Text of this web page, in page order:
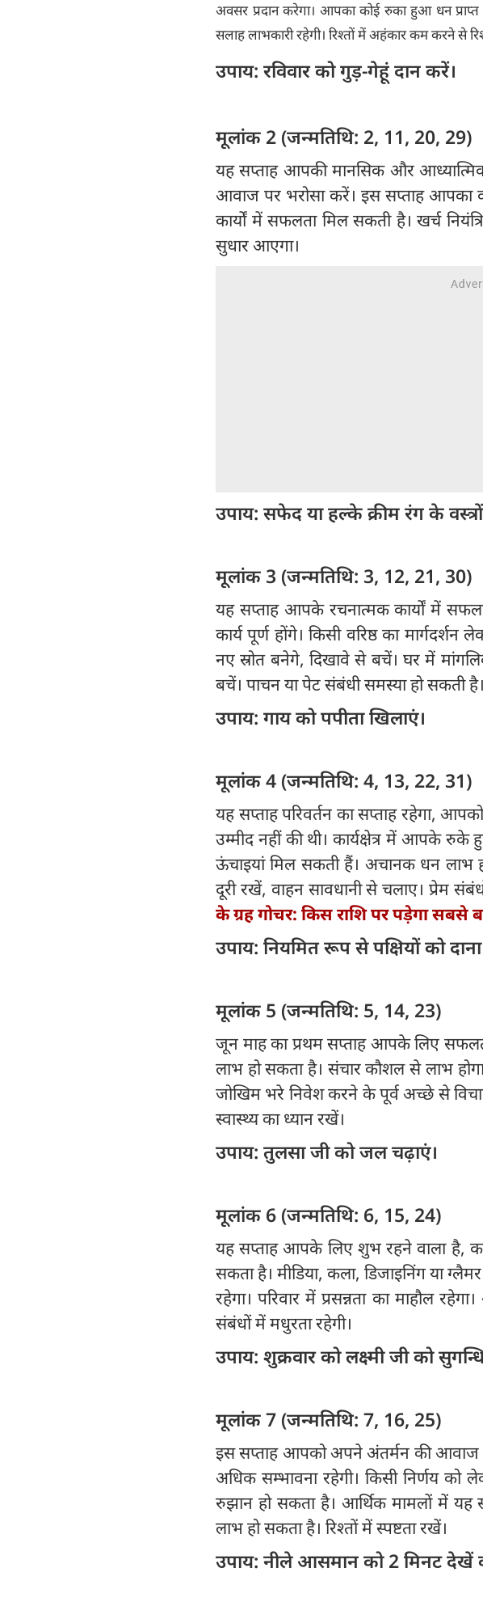
अवसर प्रदान करेगा। आपका कोई रुका हुआ धन प्राप्त
सलाह लाभकारी रहेगी। रिश्तों में अहंकार कम करने से
उपाय: रविवार को गुड़-गेहूं दान करें।
मूलांक 2 (जन्मतिथि: 2, 11, 20, 29)
यह सप्ताह आपकी मानसिक और
आवाज पर भरोसा करें। इस सप्ताह आपका
कार्यों में सफलता मिल सकती है। खर्च
सुधार आएगा।
उपाय: सफेद या हल्के क्रीम रंग के
मूलांक 3 (जन्मतिथि: 3, 12, 21, 30)
यह सप्ताह आपके रचनात्मक कार्यों में
कार्य पूर्ण होंगे। किसी वरिष्ठ का
नए स्रोत बनेगे, दिखावे से बचें। घर में
बचें। पाचन या पेट संबंधी समस्या हो सकती है।
उपाय: गाय को पपीता खिलाएं।
मूलांक 4 (जन्मतिथि: 4, 13, 22, 31)
यह सप्ताह परिवर्तन का सप्ताह रहेगा,
उम्मीद नहीं की थी। कार्यक्षेत्र में आपके
ऊंचाइयां मिल सकती हैं। अचानक धन लाभ
दूरी रखें, वाहन सावधानी से चलाए। प्रेम
के ग्रह गोचर: किस राशि पर पड़ेगा सबसे
उपाय: नियमित रूप से पक्षियों को
मूलांक 5 (जन्मतिथि:
जून माह का प्रथम सप्ताह आपके लिए
लाभ हो सकता है। संचार कौशल से लाभ
जोखिम भरे निवेश करने के पूर्व अच्छे से
स्वास्थ्य का ध्यान रखें।
उपाय: तुलसा जी को जल चढ़ाएं।
मूलांक 6 (जन्मतिथि: 6, 15, 24)
यह सप्ताह आपके लिए शुभ रहने वाला है,
सकता है। मीडिया, कला, डिजाइनिंग या
रहेगा। परिवार में प्रसन्नता का माहौल
संबंधों में मधुरता रहेगी।
उपाय: शुक्रवार को लक्ष्मी जी को
मूलांक 7 (जन्मतिथि: 7, 16, 25)
इस सप्ताह आपको अपने अंतर्मन की
अधिक सम्भावना रहेगी। किसी निर्णय
रुझान हो सकता है। आर्थिक मामलों में यह
लाभ हो सकता है। रिश्तों में स्पष्टता रखें।
उपाय: नीले आसमान को 2 मिनट देखें